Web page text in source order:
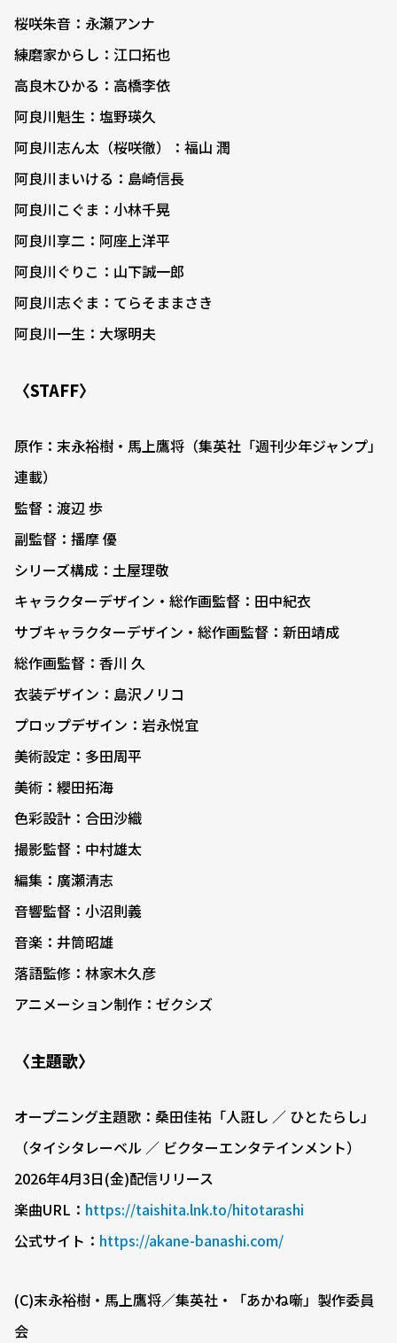
桜咲朱音：永瀬アンナ
練磨家からし：江口拓也
高良木ひかる：高橋李依
阿良川魁生：塩野瑛久
阿良川志ん太（桜咲徹）：福山 潤
阿良川まいける：島崎信長
阿良川こぐま：小林千晃
阿良川享二：阿座上洋平
阿良川ぐりこ：山下誠一郎
阿良川志ぐま：てらそままさき
阿良川一生：大塚明夫
〈STAFF〉
原作：末永裕樹・馬上鷹将（集英社「週刊少年ジャンプ」
連載）
監督：渡辺 歩
副監督：播摩 優
シリーズ構成：土屋理敬
キャラクターデザイン・総作画監督：田中紀衣
サブキャラクターデザイン・総作画監督：新田靖成
総作画監督：香川 久
衣装デザイン：島沢ノリコ
プロップデザイン：岩永悦宜
美術設定：多田周平
美術：纓田拓海
色彩設計：合田沙織
撮影監督：中村雄太
編集：廣瀬清志
音響監督：小沼則義
音楽：井筒昭雄
落語監修：林家木久彦
アニメーション制作：ゼクシズ
〈主題歌〉
オープニング主題歌：桑田佳祐「人誑し ／ ひとたらし」
（タイシタレーベル ／ ビクターエンタテインメント）
2026年4月3日(金)配信リリース
楽曲URL： https://taishita.lnk.to/hitotarashi
公式サイト： https://akane-banashi.com/
(C)末永裕樹・馬上鷹将／集英社・「あかね噺」製作委員
会